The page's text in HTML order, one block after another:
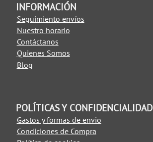
INFORMACIÓN
Seguimiento envíos
Nuestro horario
Contáctanos
Quienes Somos
Blog
POLÍTICAS Y CONFIDENCIALIDAD
Gastos y formas de envio
Condiciones de Compra